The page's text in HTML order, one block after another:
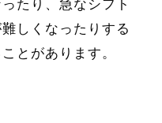
たり、急なシフト
しくなったりする
とがあります。